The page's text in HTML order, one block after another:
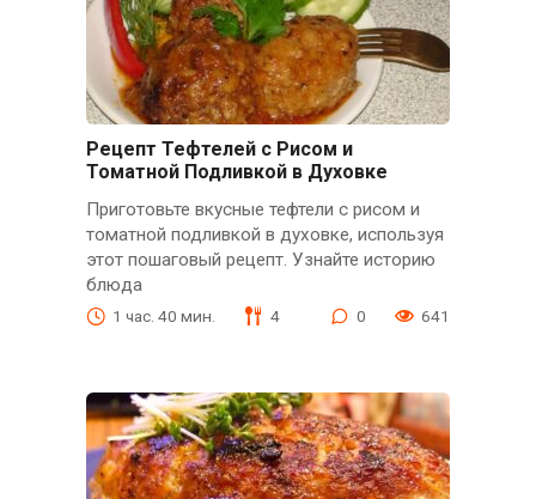
Рецепт Тефтелей с Рисом и
Томатной Подливкой в Духовке
Приготовьте вкусные тефтели с рисом и
томатной подливкой в духовке, используя
этот пошаговый рецепт. Узнайте историю
блюда
1 час. 40 мин. 4 0 641